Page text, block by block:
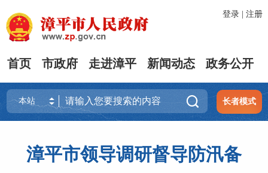
登录| 注册
首页 市政府 走进漳平 新闻动态 政务公开
长者模式

漳平市领导调研督导防汛备